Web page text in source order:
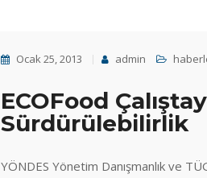
Ocak 25, 2013 admin
ECOFood
Sürdürülebilirlik
YÖNDES Yönetim Danışmanlık ve